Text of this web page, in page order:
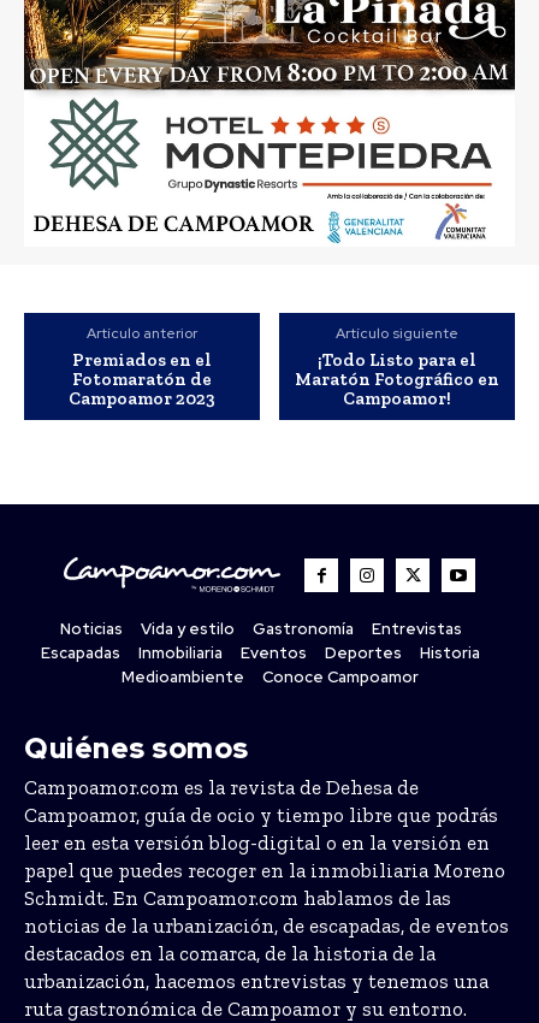
Artículo anterior
Premiados en el
Fotomaratón de
Campoamor 2023
Artículo siguiente
¡Todo Listo para el
Maratón Fotográfico en
Campoamor!
Noticias Vida y estilo Gastronomía
Entrevistas
Escapadas
Inmobiliaria Eventos Deportes
Historia
Medioambiente
Conoce Campoamor
Quiénes somos
Campoamor.com es la revista de Dehesa de
Campoamor, guía de ocio y tiempo libre que podrás
leer en esta versión blog-digital o en la versión en
papel que puedes recoger en la inmobiliaria Moreno
Schmidt. En Campoamor.com hablamos de las
noticias de la urbanización, de escapadas, de eventos
destacados en la comarca, de la historia de la
urbanización, hacemos entrevistas y tenemos una
ruta gastronómica de Campoamor y su entorno.